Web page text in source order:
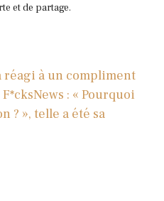
et de partage.
réagi à un compliment
: « Pourquoi
? », telle a été sa